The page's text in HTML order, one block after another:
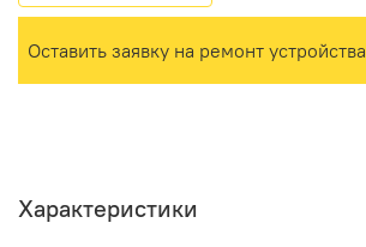
Оставить заявку на ремонт устройства
Характеристики